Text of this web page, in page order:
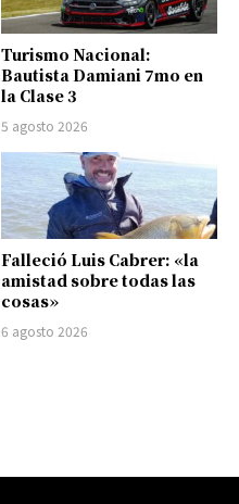
Turismo Nacional:
Bautista Damiani 7mo en
la Clase 3
5 agosto 2026
Falleció Luis Cabrer: «la
amistad sobre todas las
cosas»
6 agosto 2026